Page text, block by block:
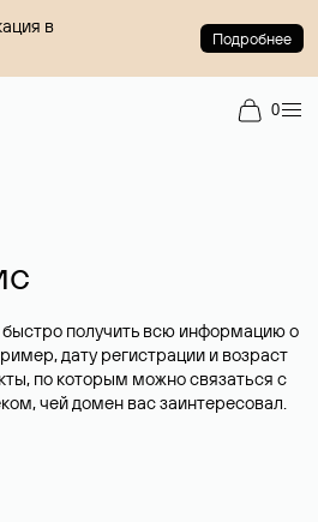
в
Подробнее
0
получить всю информацию о
дату регистрации и возраст
по которым можно связаться с
чей домен вас заинтересовал.